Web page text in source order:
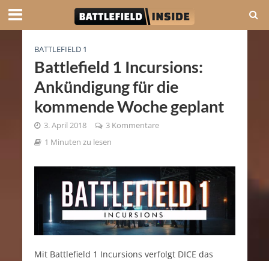
BATTLEFIELD 1
Battlefield 1 Incursions:
Ankündigung für die
kommende Woche geplant
3. April 2018
3 Kommentare
1 Minuten zu lesen
Mit Battlefield 1 Incursions verfolgt DICE das